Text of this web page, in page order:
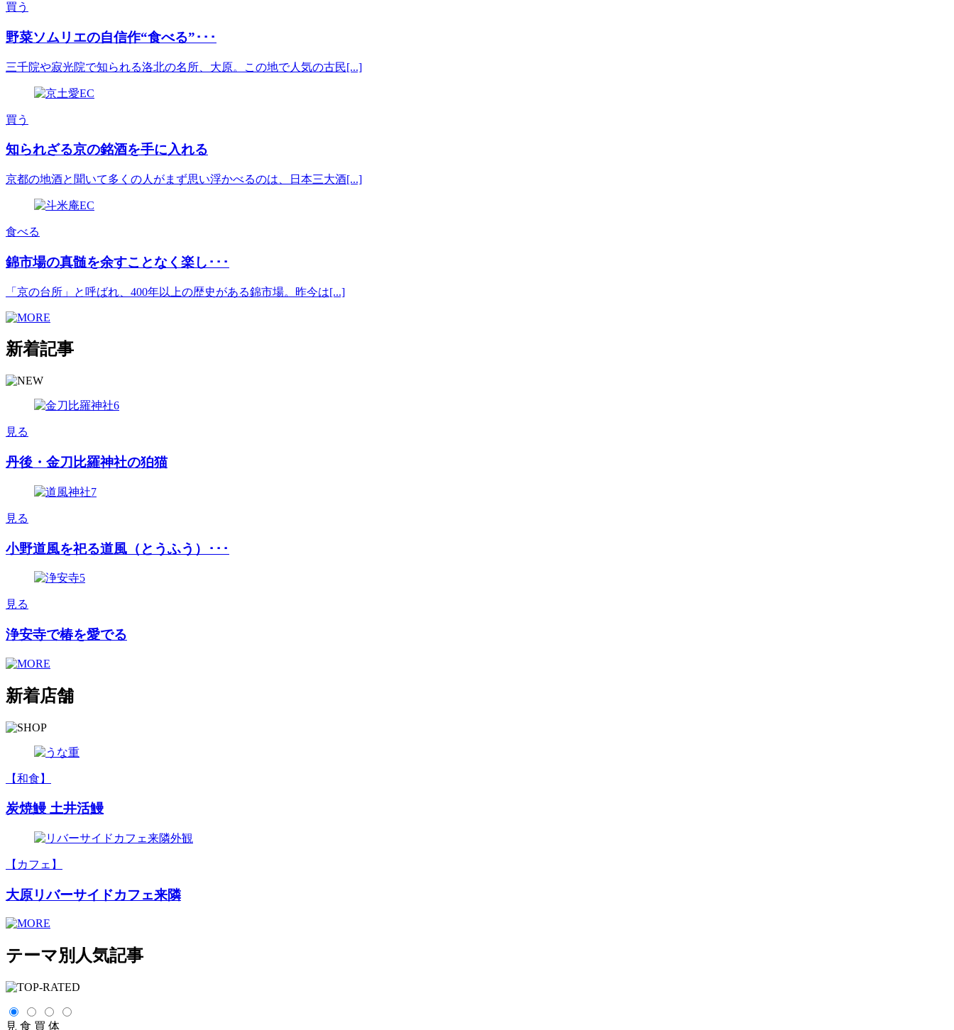
買う
野菜ソムリエの自信作“食べる”･･･
三千院や寂光院で知られる洛北の名所、大原。この地で人気の古民[...]
買う
知られざる京の銘酒を手に入れる
京都の地酒と聞いて多くの人がまず思い浮かべるのは、日本三大酒[...]
食べる
錦市場の真髄を余すことなく楽し･･･
「京の台所」と呼ばれ、400年以上の歴史がある錦市場。昨今は[...]
新着記事
見る
丹後・金刀比羅神社の狛猫
見る
小野道風を祀る道風（とうふう）･･･
見る
浄安寺で椿を愛でる
新着店舗
【和食】
炭焼鰻 土井活鰻
【カフェ】
大原リバーサイドカフェ来隣
テーマ別人気記事
見 食 買 体